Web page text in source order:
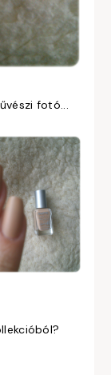
fotó...